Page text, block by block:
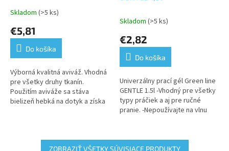
Priemerné
produktu
5,0
5
hviezdičiek.
Skladom (>5 ks)
€5,81
Do košíka
Výborná kvalitná aviváž. Vhodná
pre všetky druhy tkanín.
Použitím aviváže sa stáva
bielizeň hebká na dotyk a získa
Skladom (>5 ks)
€2,82
Do košíka
Univerzálny prací gél Green line
GENTLE 1.5l -Vhodný pre všetky
typy práčiek a aj pre ručné
pranie. -Nepoužívajte na vlnu
ZOBRAZIŤ VŠETKY SÚVISIACE PRODUKTY